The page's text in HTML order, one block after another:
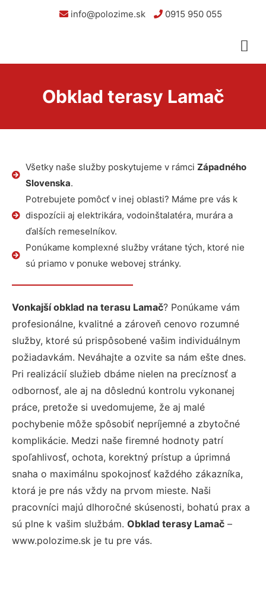
info@polozime.sk 0915 950 055
Obklad terasy Lamač
Všetky naše služby poskytujeme v rámci Západného
Slovenska.
Potrebujete pomôcť v inej oblasti? Máme pre vás k
dispozícii aj elektrikára, vodoinštalatéra, murára a
ďalších remeselníkov.
Ponúkame komplexné služby vrátane tých, ktoré nie
sú priamo v ponuke webovej stránky.
Vonkajší obklad na terasu Lamač? Ponúkame vám
profesionálne, kvalitné a zároveň cenovo rozumné
služby, ktoré sú prispôsobené vašim individuálnym
požiadavkám. Neváhajte a ozvite sa nám ešte dnes.
Pri realizácií služieb dbáme nielen na precíznosť a
odbornosť, ale aj na dôslednú kontrolu vykonanej
práce, pretože si uvedomujeme, že aj malé
pochybenie môže spôsobiť nepríjemné a zbytočné
komplikácie. Medzi naše firemné hodnoty patrí
spoľahlivosť, ochota, korektný prístup a úprimná
snaha o maximálnu spokojnosť každého zákazníka,
ktorá je pre nás vždy na prvom mieste. Naši
pracovníci majú dlhoročné skúsenosti, bohatú prax a
sú plne k vašim službám. Obklad terasy Lamač –
www.polozime.sk je tu pre vás.